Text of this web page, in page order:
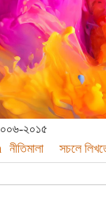
২০১৫
নীতিমালা সচলে